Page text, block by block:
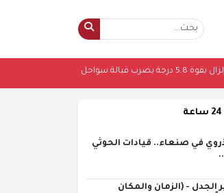
• زلزال بقوة 5.8 درجة يضرب قبالة سواحل الفلبين
في صنعاء.. قيادات الحوثي
الجدل - (الزمان والمكان